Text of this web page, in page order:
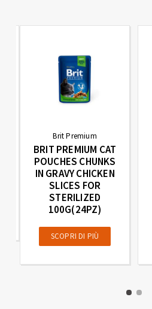
Brit Premium
BRIT PREMIUM CAT
POUCHES CHUNKS
IN GRAVY CHICKEN
SLICES FOR
STERILIZED
100G(24PZ)
SCOPRI DI PIÙ